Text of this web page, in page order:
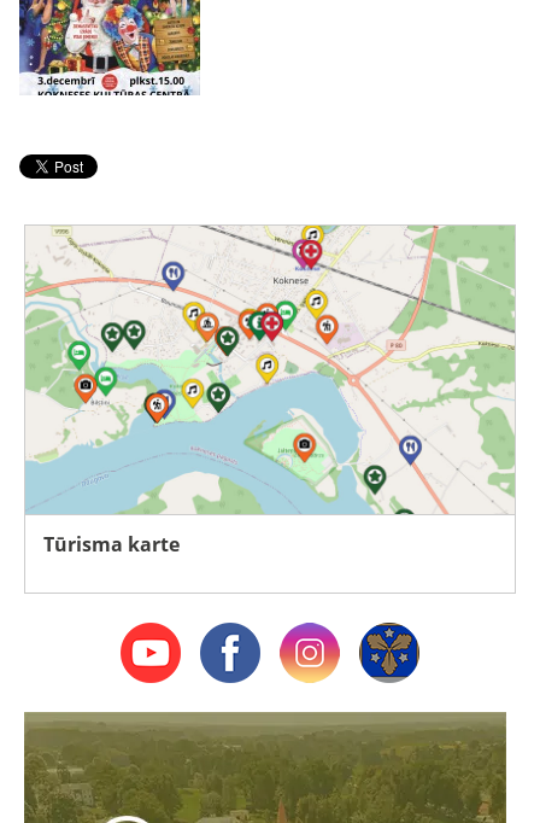
Tūrisma karte